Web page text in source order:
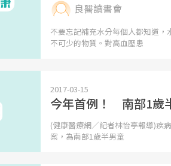
良醫讀書會
不要忘記補充水分每個人都知道
不可少的物質。對高血壓患
2017-03-15
今年首例！ 南部1歲
(健康醫療網／記者林怡亭報導)疾
案，為南部1歲半男童